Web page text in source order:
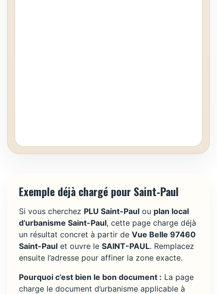
Exemple déjà chargé pour Saint-Paul
Si vous cherchez PLU Saint-Paul ou plan local
d’urbanisme Saint-Paul, cette page charge déjà
un résultat concret à partir de Vue Belle 97460
Saint-Paul et ouvre le SAINT-PAUL. Remplacez
ensuite l’adresse pour affiner la zone exacte.
Pourquoi c’est bien le bon document : La page
charge le document d’urbanisme applicable à